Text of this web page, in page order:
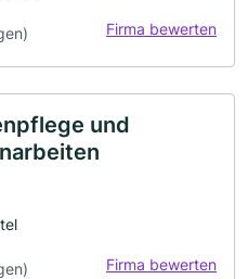
Firma bewerten
und
Firma bewerten